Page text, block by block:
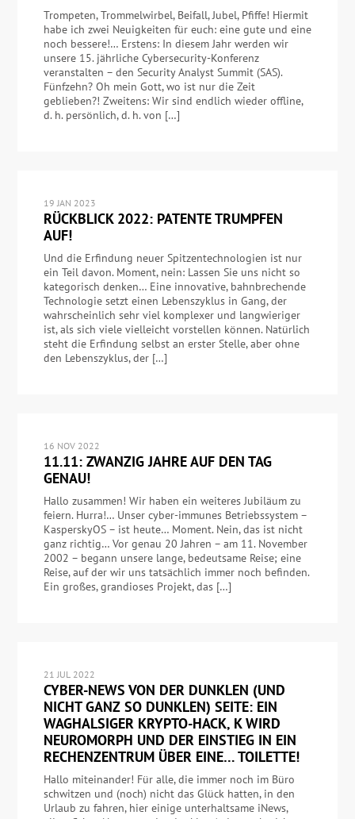
Trompeten, Trommelwirbel, Beifall, Jubel, Pfiffe! Hiermit
habe ich zwei Neuigkeiten für euch: eine gute und eine
noch bessere!… Erstens: In diesem Jahr werden wir
unsere 15. jährliche Cybersecurity-Konferenz
veranstalten – den Security Analyst Summit (SAS).
Fünfzehn? Oh mein Gott, wo ist nur die Zeit
geblieben?! Zweitens: Wir sind endlich wieder offline,
d. h. persönlich, d. h. von […]
19 JAN 2023
RÜCKBLICK 2022: PATENTE TRUMPFEN
AUF!
Und die Erfindung neuer Spitzentechnologien ist nur
ein Teil davon. Moment, nein: Lassen Sie uns nicht so
kategorisch denken… Eine innovative, bahnbrechende
Technologie setzt einen Lebenszyklus in Gang, der
wahrscheinlich sehr viel komplexer und langwieriger
ist, als sich viele vielleicht vorstellen können. Natürlich
steht die Erfindung selbst an erster Stelle, aber ohne
den Lebenszyklus, der […]
16 NOV 2022
11.11: ZWANZIG JAHRE AUF DEN TAG
GENAU!
Hallo zusammen! Wir haben ein weiteres Jubiläum zu
feiern. Hurra!… Unser cyber-immunes Betriebssystem –
KasperskyOS – ist heute… Moment. Nein, das ist nicht
ganz richtig… Vor genau 20 Jahren – am 11. November
2002 – begann unsere lange, bedeutsame Reise; eine
Reise, auf der wir uns tatsächlich immer noch befinden.
Ein großes, grandioses Projekt, das […]
21 JUL 2022
CYBER-NEWS VON DER DUNKLEN (UND
NICHT GANZ SO DUNKLEN) SEITE: EIN
WAGHALSIGER KRYPTO-HACK, K WIRD
NEUROMORPH UND DER EINSTIEG IN EIN
RECHENZENTRUM ÜBER EINE… TOILETTE!
Hallo miteinander! Für alle, die immer noch im Büro
schwitzen und (noch) nicht das Glück hatten, in den
Urlaub zu fahren, hier einige unterhaltsame iNews,